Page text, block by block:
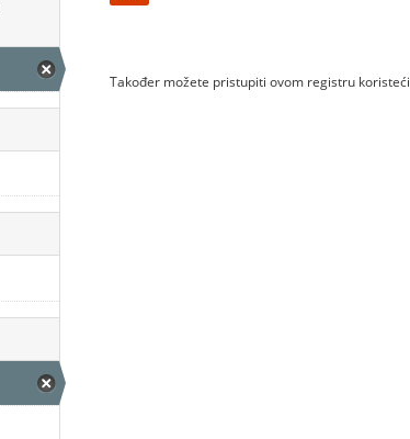
Također možete pristupiti ovom registru koristeći